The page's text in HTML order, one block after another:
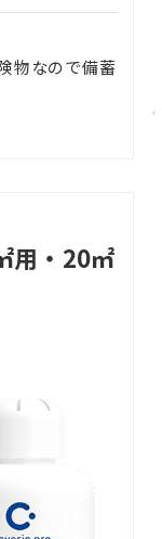
物なので備蓄
用・20㎡